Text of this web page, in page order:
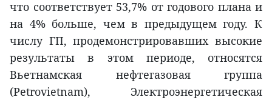
что соответствует 53,7% от годового плана и
на 4% больше, чем в предыдущем году. К
числу ГП, продемонстрировавших высокие
результаты в этом периоде, относятся
Вьетнамская нефтегазовая группа
(Petrovietnam), Электроэнергетическая